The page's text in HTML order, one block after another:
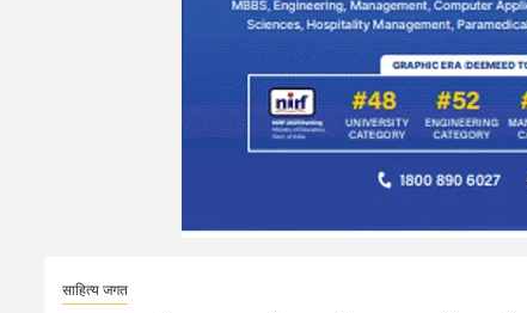
साहित्य जगत